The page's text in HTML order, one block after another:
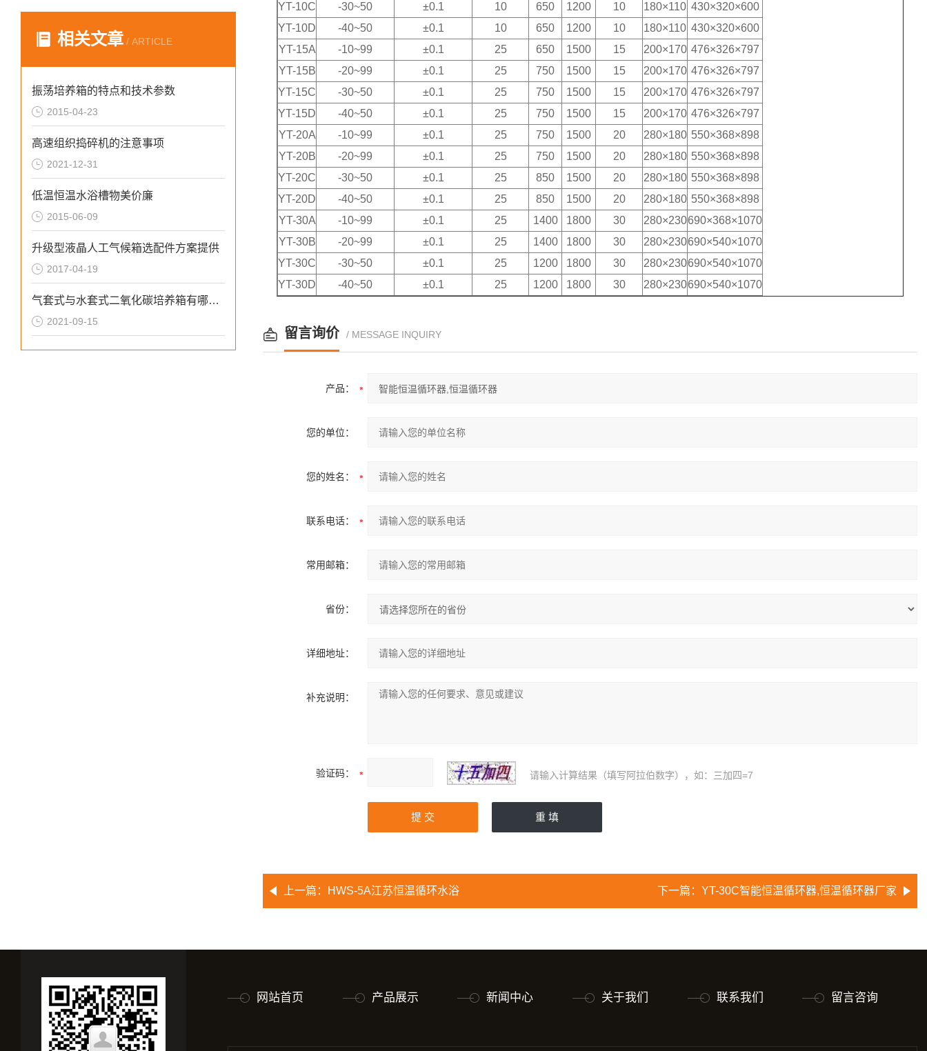
相关文章 / ARTICLE
振荡培养箱的特点和技术参数
2015-04-23
高速组织捣碎机的注意事项
2021-12-31
低温恒温水浴槽物美价廉
2015-06-09
升级型液晶人工气候箱选配件方案提供
2017-04-19
气套式与水套式二氧化碳培养箱有哪些不同点?
2021-09-15
YT-10C
-30~50 ±0.1 10 650 1200 10 180×110 430×320×600
YT-10D
-40~50 ±0.1 10 650 1200 10 180×110 430×320×600
YT-15A
-10~99 ±0.1 25 650 1500 15 200×170 476×326×797
YT-15B
-20~99 ±0.1 25 750 1500 15 200×170 476×326×797
YT-15C
-30~50 ±0.1 25 750 1500 15 200×170 476×326×797
YT-15D
-40~50 ±0.1 25 750 1500 15 200×170 476×326×797
YT-20A
-10~99 ±0.1 25 750 1500 20 280×180 550×368×898
YT-20B
-20~99 ±0.1 25 750 1500 20 280×180 550×368×898
YT-20C
-30~50 ±0.1 25 850 1500 20 280×180 550×368×898
YT-20D
-40~50 ±0.1 25 850 1500 20 280×180 550×368×898
YT-30A
-10~99 ±0.1 25 1400 1800 30 280×230690×368×1070
YT-30B
-20~99 ±0.1 25 1400 1800 30 280×230690×540×1070
YT-30C
-30~50 ±0.1 25 1200 1800 30 280×230690×540×1070
YT-30D
-40~50 ±0.1 25 1200 1800 30 280×230690×540×1070
留言询价 / MESSAGE INQUIRY
产品：
您的单位：
您的姓名：
联系电话：
常用邮箱：
省份：
详细地址：
补充说明：
验证码： 请输入计算结果（填写阿拉伯数字），如：三加四=7
上一篇： HWS-5A江苏恒温循环水浴 下一篇： YT-30C智能恒温循环器,恒温循环器厂家
网站首页 产品展示 新闻中心 关于我们 联系我们 留言咨询